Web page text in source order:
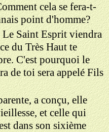
cela se fera-t-
point d'homme?
Saint Esprit viendra
du Très Haut te
C'est pourquoi le
de toi sera appelé Fils
a conçu, elle
et celle qui
dans son sixième